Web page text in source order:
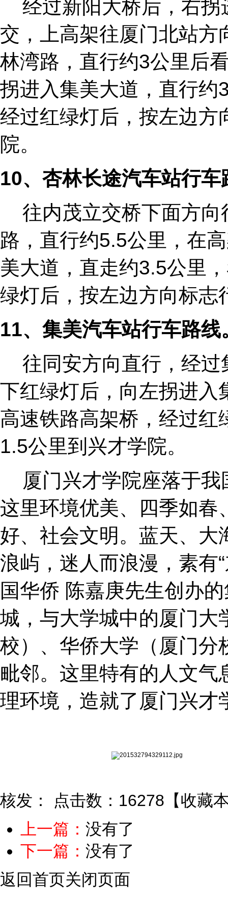
经过新阳大桥后，右拐
交，上高架往厦门北站方
林湾路，直行约3公里后
拐进入集美大道，直行约
经过红绿灯后，按左边方
院。
10、杏林长途汽车站行车
往内茂立交桥下面方向
路，直行约5.5公里，在
美大道，直走约3.5公里
绿灯后，按左边方向标志
11、集美汽车站行车路线
往同安方向直行，经过
下红绿灯后，向左拐进入
高速铁路高架桥，经过红
1.5公里到兴才学院。
厦门兴才学院座落于
这里环境优美、四季如春
好、社会文明。蓝天、大
浪屿，迷人而浪漫，素有
国华侨 陈嘉庚先生创办
城，与大学城中的厦门大
校）、华侨大学（厦门分
毗邻。这里特有的人文
理环境，造就了厦门兴才
核发： 点击数：16278 【收藏
上一篇： 没有了
下一篇： 没有了
返回首页关闭页面